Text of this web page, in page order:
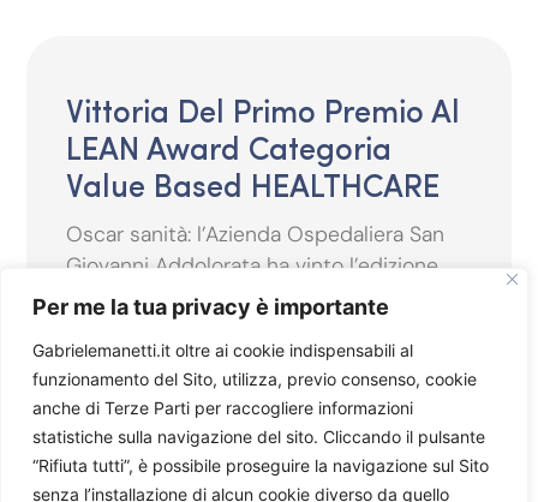
Per me la tua privacy è importante
Gabrielemanetti.it oltre ai cookie indispensabili al
funzionamento del Sito, utilizza, previo consenso, cookie
anche di Terze Parti per raccogliere informazioni
statistiche sulla navigazione del sito. Cliccando il pulsante
“Rifiuta tutti”, è possibile proseguire la navigazione sul Sito
senza l’installazione di alcun cookie diverso da quello
Vittoria Del Primo Premio Al
LEAN Award Categoria
Value Based HEALTHCARE
Oscar sanità: l’Azienda Ospedaliera San
Giovanni Addolorata ha vinto l’edizione
2022
LEGGI TUTTO